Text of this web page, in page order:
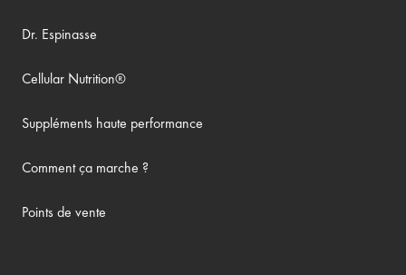
Dr. Espinasse
Cellular Nutrition®
Suppléments haute performance
Comment ça marche ?
Points de vente